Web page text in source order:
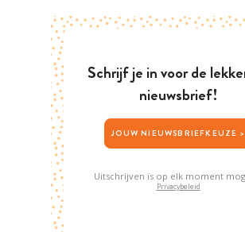
Schrijf je in voor de
nieuwsbrief!
JOUW NIEUWSBRIEFKEUZE >
Uitschrijven is op elk moment
Privacybeleid